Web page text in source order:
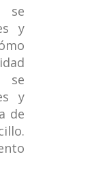
se
y
se
y
de